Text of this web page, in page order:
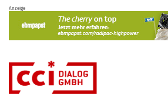
Skip
content
Anzeige